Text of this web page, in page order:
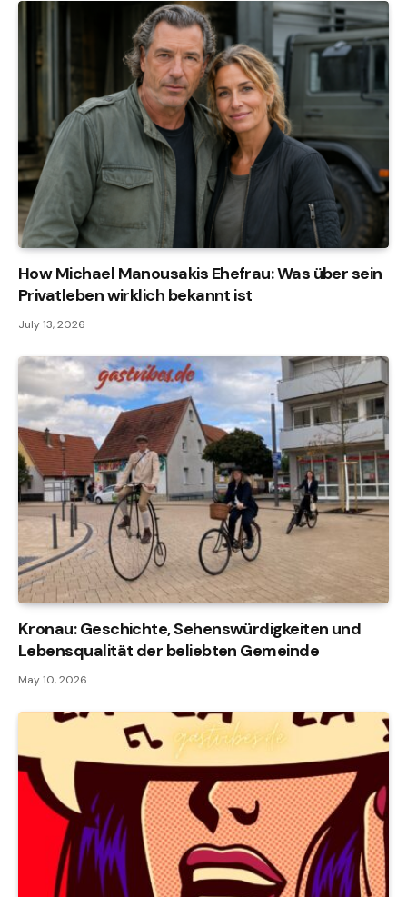
How Michael Manousakis Ehefrau: Was über sein
Privatleben wirklich bekannt ist
July 13, 2026
Kronau: Geschichte, Sehenswürdigkeiten und
Lebensqualität der beliebten Gemeinde
May 10, 2026